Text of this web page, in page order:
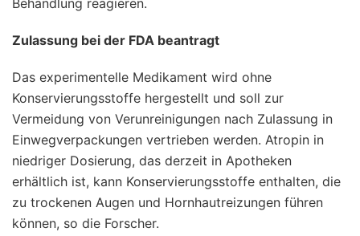
Zulassung bei der FDA beantragt
Das experimentelle Medikament wird ohne
Konservierungsstoffe hergestellt und soll zur
Vermeidung von Verunreinigungen nach Zulassung in
Einwegverpackungen vertrieben werden. Atropin in
niedriger Dosierung, das derzeit in Apotheken
erhältlich ist, kann Konservierungsstoffe enthalten, die
zu trockenen Augen und Hornhautreizungen führen
können, so die Forscher.